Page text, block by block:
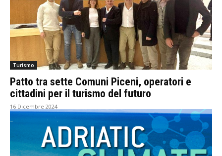
Turismo
Patto tra sette Comuni Piceni, operatori e
cittadini per il turismo del futuro
16 Dicembre 2024